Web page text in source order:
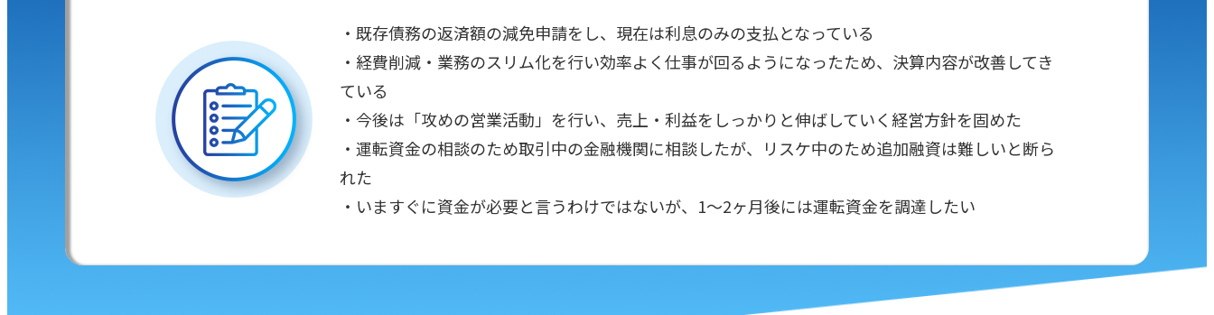
・既存債務の返済額の減免申請をし、現在は利息のみの支払となっている
・経費削減・業務のスリム化を行い効率よく仕事が回るようになったため、決算内容が改善してき
ている
・今後は「攻めの営業活動」を行い、売上・利益をしっかりと伸ばしていく経営方針を固めた
・運転資金の相談のため取引中の金融機関に相談したが、リスケ中のため追加融資は難しいと断ら
れた
・いますぐに資金が必要と言うわけではないが、1～2ヶ月後には運転資金を調達したい